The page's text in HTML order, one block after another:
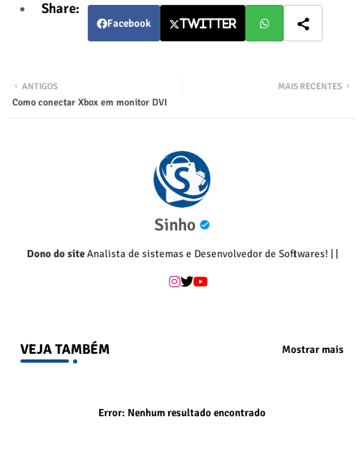
Facebook Twitter
MAIS RECENTES
ANTIGOS
Como conectar Xbox em monitor DVI
Sinho
Dono do site Analista de sistemas e Desenvolvedor de Softwares!
VEJA TAMBÉM Mostrar mais
Error: Nenhum resultado encontrado